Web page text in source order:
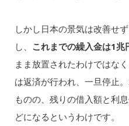
しかし日本の景気は改善せ
し、 これまでの繰入金は1兆
まま放置されたわけではな
は返済が行われ、一旦停止
ものの、残りの借入額と利
どになるというわけです。